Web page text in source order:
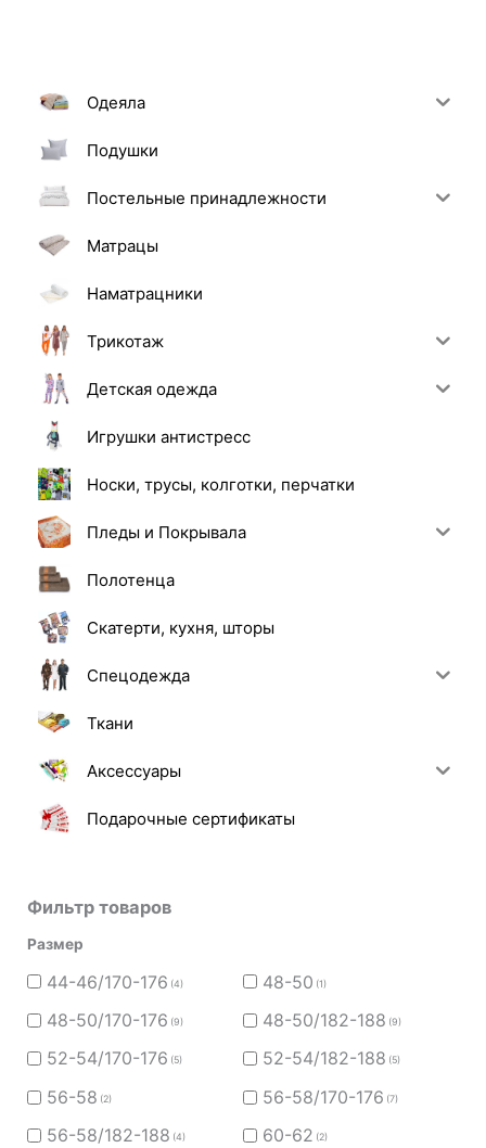
Одеяла
Подушки
Постельные принадлежности
Матрацы
Наматрацники
Трикотаж
Детская одежда
Игрушки антистресс
Носки, трусы, колготки, перчатки
Пледы и Покрывала
Полотенца
Скатерти, кухня, шторы
Спецодежда
Ткани
Аксессуары
Подарочные сертификаты
Фильтр товаров
Размер
44-46/170-176 (4) 48-50 (1)
48-50/170-176 (9) 48-50/182-188 (9)
52-54/170-176 (5) 52-54/182-188 (5)
56-58 (2) 56-58/170-176 (7)
56-58/182-188 (4) 60-62 (2)